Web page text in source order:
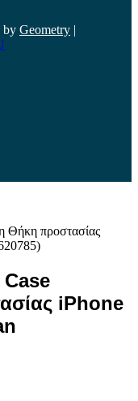
by Geometry |
iPhone